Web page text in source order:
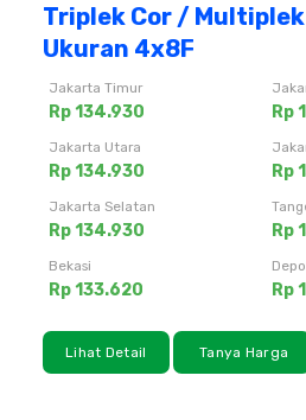
Triplek Cor / Multiplek
Ukuran 4x8F
Jakarta Timur
Rp 134.930 Rp
Jakarta Utara
Rp 134.930 Rp
Jakarta Selatan
Rp 134.930 Rp
Bekasi
Rp 133.620 Rp
Lihat Detail Tanya Harga